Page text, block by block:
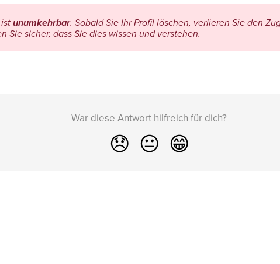
unumkehrbar. Sobald Sie Ihr Profil löschen, verlieren Sie den
Sie sicher, dass Sie dies wissen und verstehen.
War diese Antwort hilfreich für dich?
😞 😐 😁